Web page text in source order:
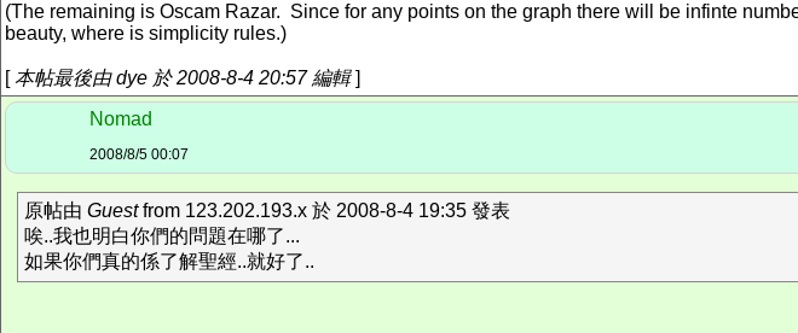
(The remaining is Oscam Razar. Since for any points on the graph there will be infinte
beauty, where is simplicity rules.)
[本帖最後由 dye 於 2008-8-4 20:57 編輯]
Nomad
2008/8/5 00:07
原帖由 Guestfrom 123.202.193.x 於 2008-8-4 19:35 發表
唉..我也明白你們的問題在哪了...
如果你們真的係了解聖經..就好了..